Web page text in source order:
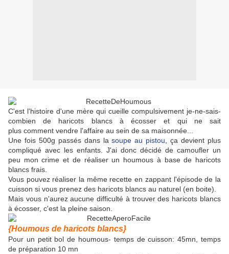
C'est l'histoire d'une mère qui cueille compulsivement je-ne-sais-
combien de haricots blancs à écosser et qui ne sait
plus comment vendre l'affaire au sein de sa maisonnée...
Une fois 500g passés dans lasoupe au pistou , ça devient plus
compliqué avec les enfants. J'ai donc décidé de camoufler un
peu mon crime et de réaliser un houmous à base de haricots
blancs frais.
Vous pouvez réaliser la même recette en zappant l'épisode de la
cuisson si vous prenez des haricots blancs au naturel (en boite).
Mais vous n'aurez aucune difficulté à trouver des haricots blancs
à écosser, c'est la pleine saison.
{Houmous de haricots blancs}
Pour un petit bol de houmous- temps de cuisson: 45mn, temps
de préparation 10 mn